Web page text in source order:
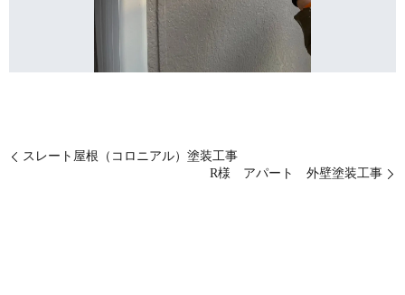
スレート屋根（コロニアル）塗装工事
R様 アパート 外壁塗装工事